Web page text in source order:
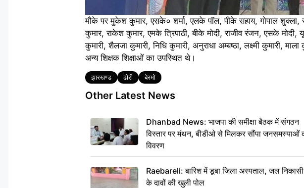
मौके पर मुकेश कुमार, एसके० शर्मा, एलके पॉल, पीके सहाय, गोपाल
कुमार, राकेश कुमार, एमके त्रिपाठी, बीके मोदी, राजीव रंजन, एसके मोदी,
कुमारी, शैलजा कुमारी, निधि कुमारी, अनुराधा अम्बष्ठा, लक्ष्मी कुमारी,
अन्य शिक्षक शिक्षाओं का उपस्थित थे।
Tags
झारखण्ड ढोरी बेरमो
Other Latest News
Dhanbad News: भाजपा की समीक्षा बैठक में संगठन
विस्तार पर मंथन, बीडीओ से मिलकर सौंपा जनसमस्याओं
विवरण
Raebareli: बारिश में डूबा जिला अस्पताल, जल निकासी
के दावों की खुली पोल